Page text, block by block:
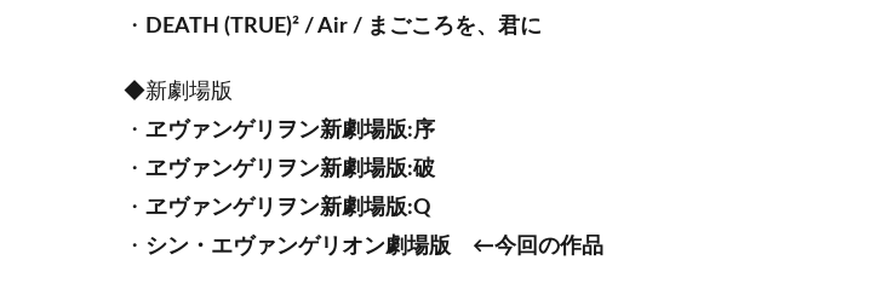
・
DEATH (TRUE)² / Air / まごころを、君に
◆新劇場版
・ ヱヴァンゲリヲン新劇場版:序
・ ヱヴァンゲリヲン新劇場版:破
・ ヱヴァンゲリヲン新劇場版:Q
・ シン・エヴァンゲリオン劇場版 ←今回の作品